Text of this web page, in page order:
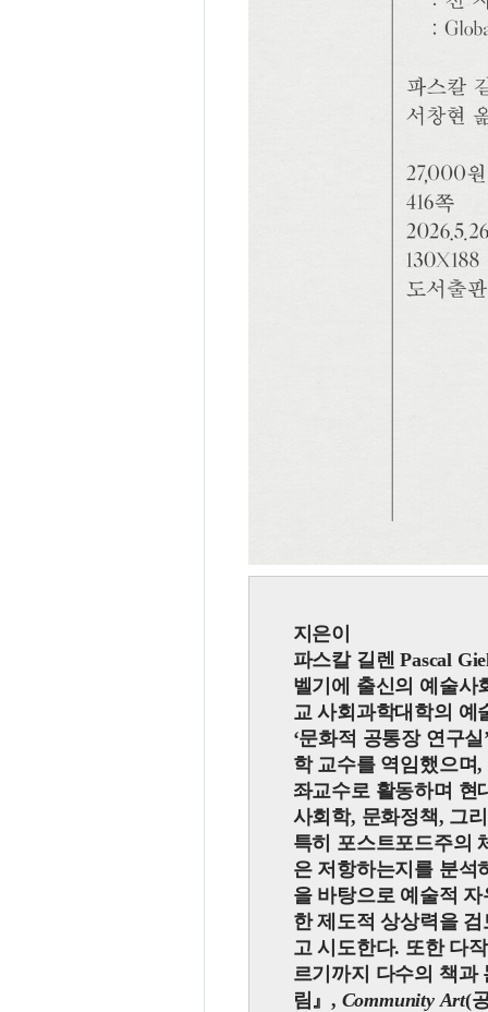
지은이
파스칼 길렌 Pascal
벨기에 출신의 예술사
교 사회과학대학의 예
‘문화적 공통장 연구
학 교수를 역임했으며
좌교수로 활동하며 현
사회학, 문화정책, 그
특히 포스트포드주의
은 저항하는지를 분석
을 바탕으로 예술적
한 제도적 상상력을
고 시도한다. 또한 다
르기까지 다수의 책
림 』, Community Art(